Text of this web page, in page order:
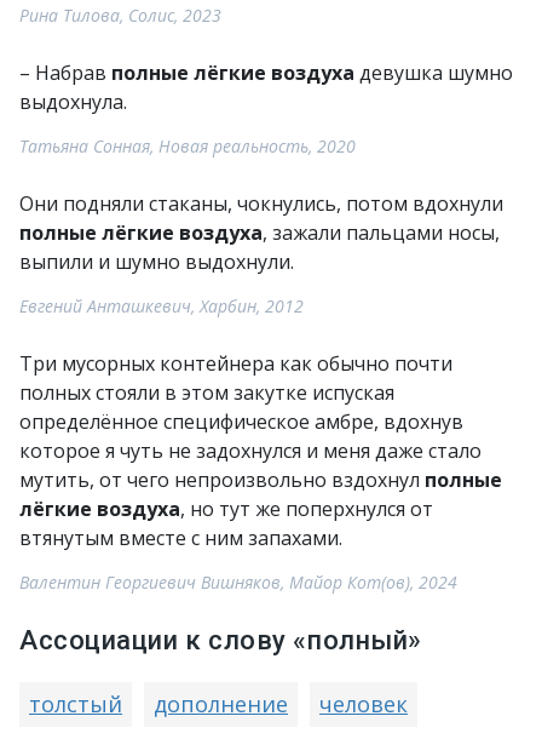
Рина Тилова, Солис, 2023
– Набрав полные лёгкие воздуха девушка шумно
выдохнула.
Татьяна Сонная, Новая реальность, 2020
Они подняли стаканы, чокнулись, потом вдохнули
полные лёгкие воздуха, зажали пальцами носы,
выпили и шумно выдохнули.
Евгений Анташкевич, Харбин, 2012
Три мусорных контейнера как обычно почти
полных стояли в этом закутке испуская
определённое специфическое амбре, вдохнув
которое я чуть не задохнулся и меня даже стало
мутить, от чего непроизвольно вздохнул полные
лёгкие воздуха, но тут же поперхнулся от
втянутым вместе с ним запахами.
Валентин Георгиевич Вишняков, Майор Кот(ов), 2024
Ассоциации к слову «полный»
толстый дополнение
человек